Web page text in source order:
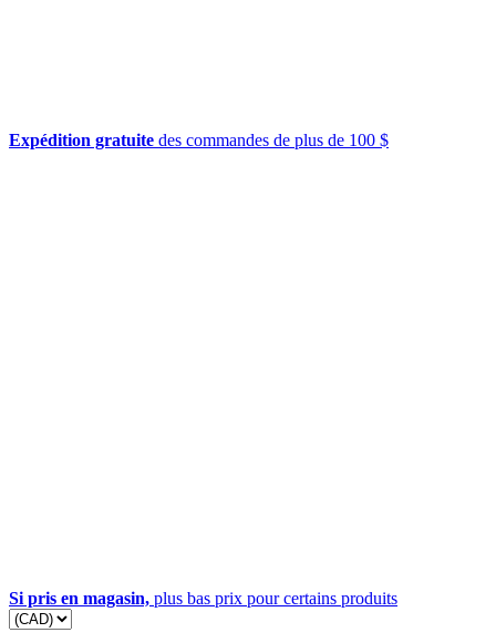
Expédition gratuite des commandes de plus de 100 $
Si pris en magasin, plus bas prix pour certains produits